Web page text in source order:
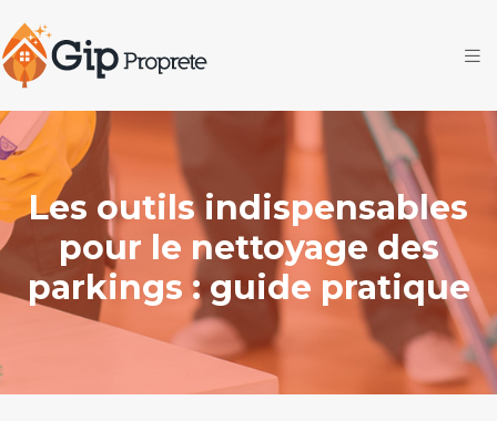
Les outils indispensables
pour le nettoyage des
parkings : guide pratique